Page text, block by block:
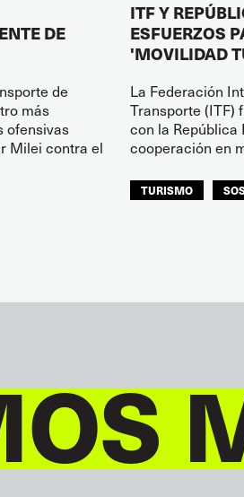
DE
de
más
ofensivas
Milei contra el
ITF Y
ESFUERZOS
'MOVILIDAD
La Federación
Transporte (ITF)
con la República
cooperación en
TURISMO